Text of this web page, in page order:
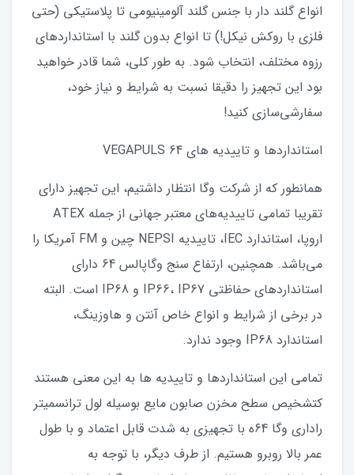
انواع گلند دار با جنس گلند آلومینیومی تا پلاستیکی (حتی
فلزی با روکش نیکل!) تا انواع بدون گلند با استانداردهای
رزوه مختلف، انتخاب شود. به طور کلی، شما قادر خواهید
بود این تجهیز را دقیقا نسبت به شرایط و نیاز خود،
سفارشی‌سازی کنید!
استانداردها و تاییدیه های VEGAPULS 64
همانطور که از شرکت وگا انتظار داشتیم، این تجهیز دارای
تقریبا تمامی تاییدیه‌های معتبر جهانی از جمله ATEX
اروپا، استاندارد IEC، تاییدیه NEPSI چین و FM آمریکا را
می‌باشد. همچنین، ارتفاع سنج وگاپالس 64 دارای
استانداردهای حفاظتی IP66، IP67 و IP68 است. البته
در برخی از شرایط و انواع خاص آنتن و هاوزینگ،
استاندارد IP68 وجود ندارد.
تمامی این استانداردها و تاییدیه ها به این معنی هستند
کتشخیص سطح مخزن صابون مایع بوسیله لول ترانسمیتر
راداری وگا 64ه با تجهیزی به شدت قابل اعتماد و با طول
عمر بالا روبرو هستیم. از طرف دیگر، با توجه به